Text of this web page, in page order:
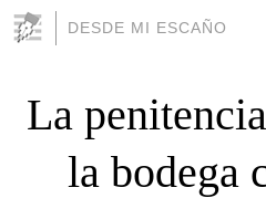
DESDE MI ESCAÑO
La
la bodega